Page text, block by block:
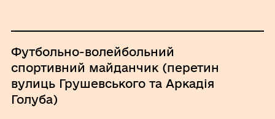
Футбольно-волейбольний
спортивний майданчик (перетин
вулиць Грушевського та Аркадія
Голуба)